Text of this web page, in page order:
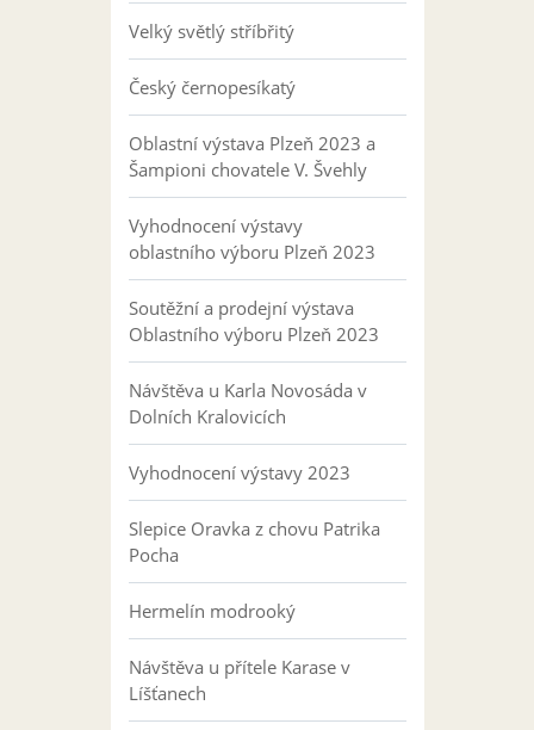
Velký světlý stříbřitý
Český černopesíkatý
Oblastní výstava Plzeň 2023 a
Šampioni chovatele V. Švehly
Vyhodnocení výstavy
oblastního výboru Plzeň 2023
Soutěžní a prodejní výstava
Oblastního výboru Plzeň 2023
Návštěva u Karla Novosáda v
Dolních Kralovicích
Vyhodnocení výstavy 2023
Slepice Oravka z chovu Patrika
Pocha
Hermelín modrooký
Návštěva u přítele Karase v
Líšťanech